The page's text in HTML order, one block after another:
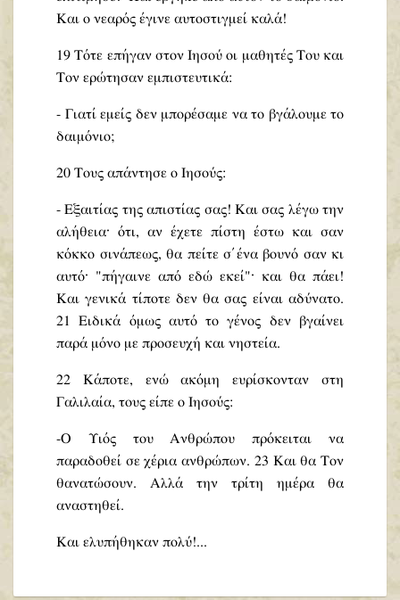
Και ο νεαρός έγινε αυτοστιγμεί καλά!
19 Τότε επήγαν στον Ιησού οι μαθητές Του και
Τον ερώτησαν εμπιστευτικά:
- Γιατί εμείς δεν μπορέσαμε να το βγάλουμε το
δαιμόνιο;
20 Τους απάντησε ο Ιησούς:
- Εξαιτίας της απιστίας σας! Και σας λέγω την
αλήθεια· ότι, αν έχετε πίστη έστω και σαν
κόκκο σινάπεως, θα πείτε σ΄ ένα βουνό σαν κι
αυτό· "πήγαινε από εδώ εκεί"· και θα πάει!
Και γενικά τίποτε δεν θα σας είναι αδύνατο.
21 Ειδικά όμως αυτό το γένος δεν βγαίνει
παρά μόνο με προσευχή και νηστεία.
22 Κάποτε, ενώ ακόμη ευρίσκονταν στη
Γαλιλαία, τους είπε ο Ιησούς:
-Ο Υιός του Ανθρώπου πρόκειται να
παραδοθεί σε χέρια ανθρώπων. 23 Και θα Τον
θανατώσουν. Αλλά την τρίτη ημέρα θα
αναστηθεί.
Και ελυπήθηκαν πολύ!...